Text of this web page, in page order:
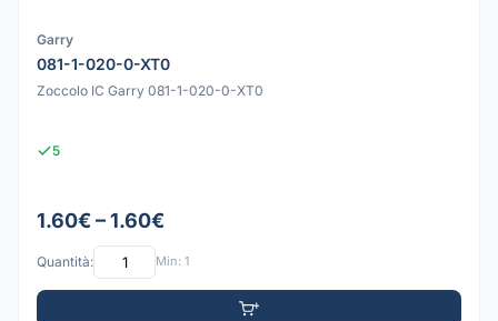
Garry
081-1-020-0-XT0
Zoccolo IC Garry 081-1-020-0-XT0
5
1.60€ – 1.60€
Quantità: Min: 1